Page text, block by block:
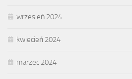
wrzesień 2024
kwiecień 2024
marzec 2024